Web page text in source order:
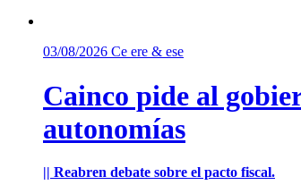
03/08/2026 Ce ere & ese
Cainco pide al
autonomías
|| Reabren debate sobre el pacto fiscal.